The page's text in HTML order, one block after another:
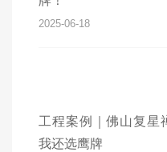
2025-06-18
工程案例｜佛山复
我还选鹰牌